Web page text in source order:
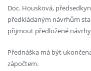
Doc. Housková,
předkládaným návrhům
přijmout předložené
Přednáška má být
zápočtem.